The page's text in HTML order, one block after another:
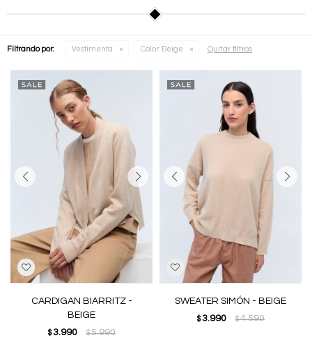
Filtrando por: Vestimenta Color: Beige Quitar filtros
CARDIGAN BIARRITZ -
BEIGE
$ 3.990 $5.990
SWEATER SIMÓN - BEIGE
$ 3.990 $4.590